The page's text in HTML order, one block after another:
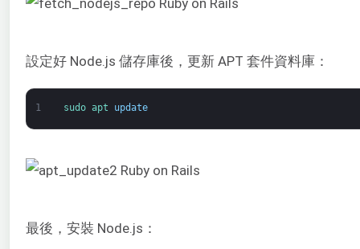
設定好 Node.js 儲存庫後，更新 APT 套件資料庫：
1 sudo apt update
最後，安裝 Node.js：